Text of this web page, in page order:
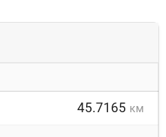
45.7165 км